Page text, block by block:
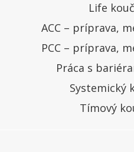
Life
ACC – príprava,
PCC – príprava,
Práca s
Systemický
Tímový